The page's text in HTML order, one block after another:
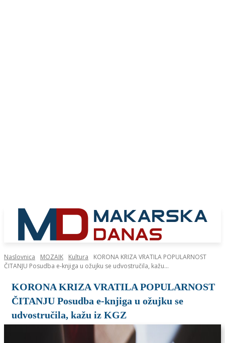
Naslovnica MOZAIK Kultura
KORONA KRIZA VRATILA POPULARNOST
ČITANJU Posudba e-knjiga u ožujku se udvostručila, kažu...
KORONA KRIZA VRATILA POPULARNOST
ČITANJU Posudba e-knjiga u ožujku se
udvostručila, kažu iz KGZ